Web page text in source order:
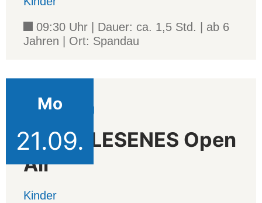
09:30 Uhr | Dauer: ca. 1,5 Std. | ab 6
Jahren | Ort: Spandau
Mo
21.09.
Veranstaltung
AUSERLESENES Open
Air
Kinder